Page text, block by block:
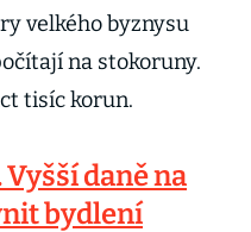
velkého byznysu
na stokoruny.
tisíc korun.
daně na
bydlení